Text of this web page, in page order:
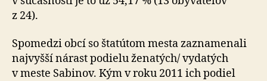
z 24).
Spomedzi obcí so štatútom mesta zaznamenali
najvyšší nárast podielu ženatých/ vydatých
v meste Sabinov. Kým v roku 2011 ich podiel